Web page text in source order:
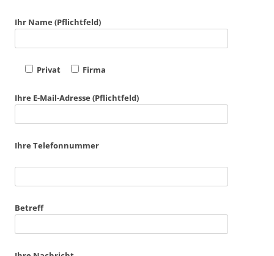
Ihr Name (Pflichtfeld)
Privat Firma
Ihre E-Mail-Adresse (Pflichtfeld)
Ihre Telefonnummer
Betreff